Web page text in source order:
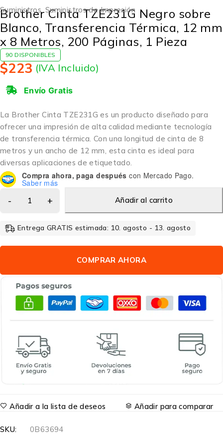
Suministros,Suministros de Impresión
Brother Cinta TZE231G Negro sobre
Blanco, Transferencia Térmica, 12 mm
x 8 Metros, 200 Páginas, 1 Pieza
90 DISPONIBLES
$223 (IVA Incluido)
Envío Gratis
La Brother Cinta TZE231G es un producto diseñado para
ofrecer una impresión de alta calidad mediante tecnología
de transferencia térmica. Con una longitud de cinta de 8
metros y un ancho de 12 mm, esta cinta es ideal para
diversas aplicaciones de etiquetado.
Compra ahora, paga después con Mercado Pago.
Saber más
Añadir al carrito
Entrega GRATIS estimada: 10. agosto - 13. agosto
COMPRAR AHORA
Añadir a la lista de deseos Añadir para comparar
SKU:
0B63694